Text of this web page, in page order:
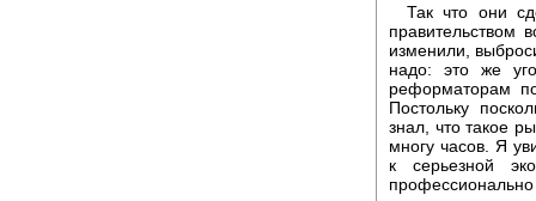
Так что они
правительством
изменили,
надо: это же
реформаторам
Постольку
знал, что такое
многу часов. Я
к серьезной